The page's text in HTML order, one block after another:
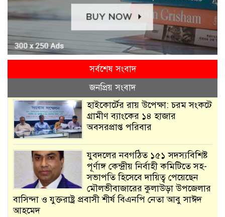
সর্বশেষ সংবাদ
জনপ্রিয় সংবাদ
হাইকোর্টের রায় উপেক্ষা: চরম সংকটে
গ্রামীণ ব্যাংকের ১৪ হাজার
অবসরপ্রাপ্ত পরিবার
যুবদলের নবগঠিত ১৫১ সদস্যবিশিষ্ট
পূর্ণাঙ্গ কেন্দ্রীয় নির্বাহী কমিটিতে সহ-
সভাপতি হিসেবে দায়িত্ব পেয়েছেন
মৌলভীবাজারের কুলাউড়া উপজেলার
বাসিন্দা ও যুক্তরাষ্ট্র প্রবাসী শীর্ষ বিএনপি নেতা আবু সাঈদ
আহমেদ